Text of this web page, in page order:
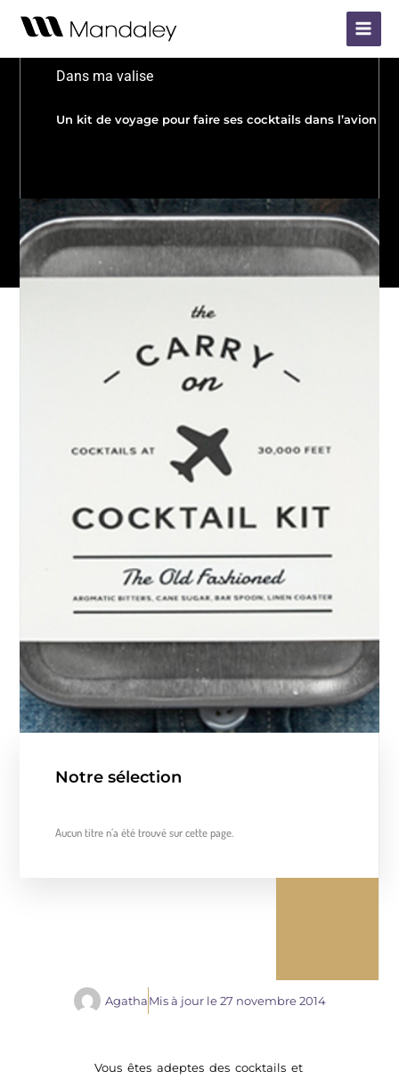
Main
Menu
Dans ma valise
Un kit de voyage pour faire ses cocktails dans l’avion
Notre sélection
Aucun titre n’a été trouvé sur cette page.
Agatha Mis à jour le 27 novembre 2014
Vous êtes adeptes des cocktails et